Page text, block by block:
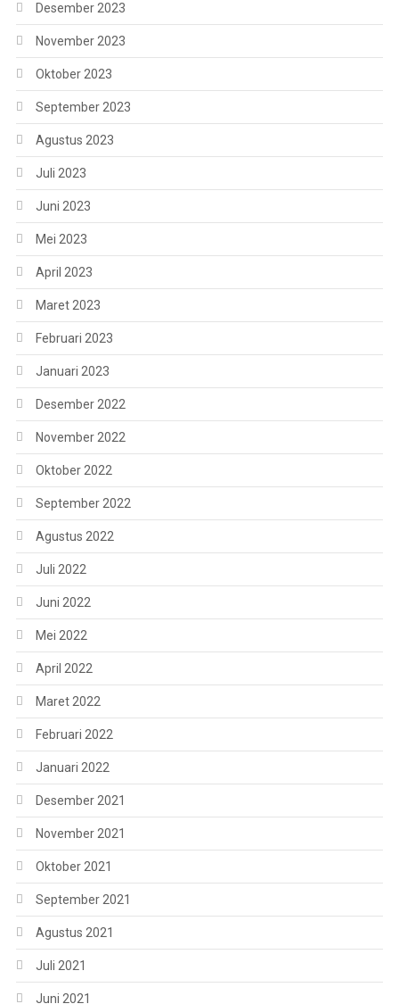
Desember 2023
November 2023
Oktober 2023
September 2023
Agustus 2023
Juli 2023
Juni 2023
Mei 2023
April 2023
Maret 2023
Februari 2023
Januari 2023
Desember 2022
November 2022
Oktober 2022
September 2022
Agustus 2022
Juli 2022
Juni 2022
Mei 2022
April 2022
Maret 2022
Februari 2022
Januari 2022
Desember 2021
November 2021
Oktober 2021
September 2021
Agustus 2021
Juli 2021
Juni 2021